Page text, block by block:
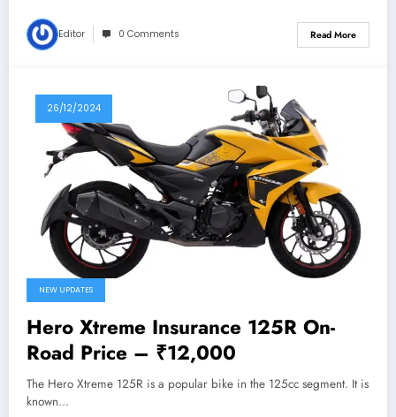
Editor 0 Comments Read More
26/12/2024
NEW UPDATES
Hero Xtreme Insurance 125R On-
Road Price – ₹12,000
The Hero Xtreme 125R is a popular bike in the 125cc segment. It is
known…